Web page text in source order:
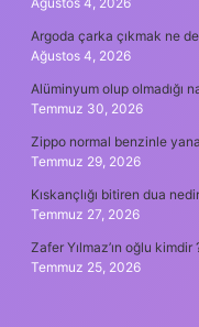
Argoda çarka çıkmak ne
Ağustos 4, 2026
Alüminyum olup olmadığı
Temmuz 30, 2026
Zippo normal benzinle
Temmuz 29, 2026
Kıskançlığı bitiren dua
Temmuz 27, 2026
Zafer Yılmaz’ın oğlu kimdir
Temmuz 25, 2026